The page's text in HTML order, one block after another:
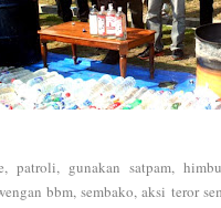
patroli, gunakan satpam,
bbm, sembako, aksi teror